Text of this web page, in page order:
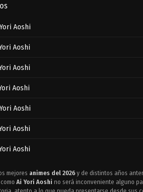
Aoshi
Aoshi
Aoshi
Aoshi
Aoshi
Aoshi
Aoshi
Aoshi
Aoshi
mejores animes del 2026 y de distintos años
como Ai Yori Aoshi no será inconveniente alguno